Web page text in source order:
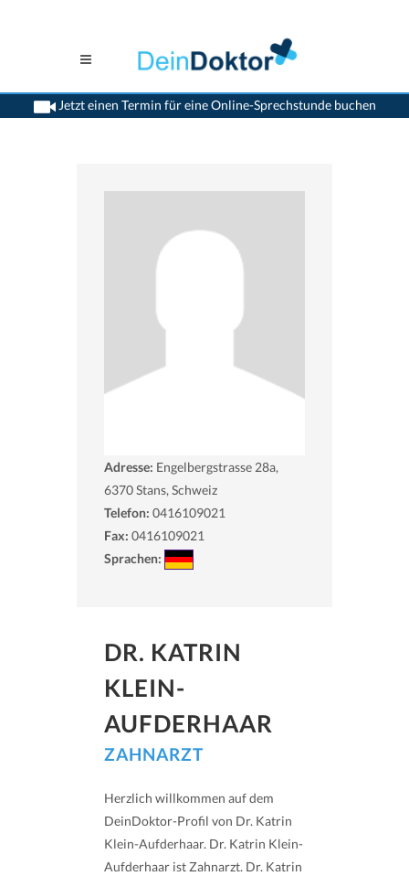
Jetzt einen Termin für eine Online-Sprechstunde buchen
>Zahnaerzte>Stans>Dr. Katrin Klein-Aufderhaar>Termin mit Dr. Katrin Klein-
Adresse: Engelbergstrasse 28a,
6370Stans, Schweiz
Telefon: 0416109021
Fax: 0416109021
Sprachen:
DR. KATRIN
KLEIN-
AUFDERHAAR
ZAHNARZT
Herzlich willkommen auf dem
DeinDoktor-Profil von Dr. Katrin
Klein-Aufderhaar. Dr. Katrin Klein-
Aufderhaar ist Zahnarzt. Dr. Katrin